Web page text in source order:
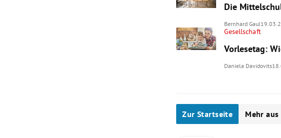
Die
Bernhard Gaul
Gesellschaft
Vorlesetag:
Daniela Davidovits
Zur Startseite Mehr